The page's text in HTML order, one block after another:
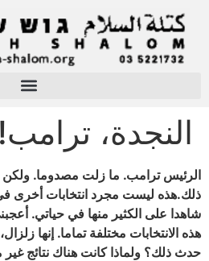
النجدة، ترامب!
الرئيس ترامب. ما زلت مصدوما.
ذلك.هذه ليست مجرد انتخابات أخرى في
شاهدا على الكثير منها في حياتي.
هذه الانتخابات مختلفة تماما. إنها
حدث ذلك؟ ولماذا كانت هناك نتائج غير